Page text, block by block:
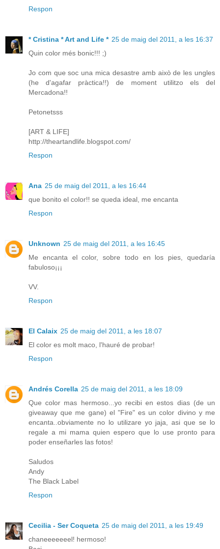
Respon
* Cristina * Art and Life * 25 de maig del 2011, a les 16:37
Quin color més bonic!!! ;)
Jo com que soc una mica desastre amb això de les ungles
(he d'agafar pràctica!!) de moment utilitzo els del
Mercadona!!
Petonetsss
[ART & LIFE]
http://theartandlife.blogspot.com/
Respon
Ana 25 de maig del 2011, a les 16:44
que bonito el color!! se queda ideal, me encanta
Respon
Unknown 25 de maig del 2011, a les 16:45
Me encanta el color, sobre todo en los pies, quedaría
fabuloso¡¡¡
VV.
Respon
El Calaix 25 de maig del 2011, a les 18:07
El color es molt maco, l'hauré de probar!
Respon
Andrés Corella 25 de maig del 2011, a les 18:09
Que color mas hermoso...yo recibi en estos dias (de un
giveaway que me gane) el "Fire" es un color divino y me
encanta..obviamente no lo utilizare yo jaja, asi que se lo
regale a mi mama quien espero que lo use pronto para
poder enseñarles las fotos!
Saludos
Andy
The Black Label
Respon
Cecilia - Ser Coqueta 25 de maig del 2011, a les 19:49
chaneeeeeeel! hermoso!